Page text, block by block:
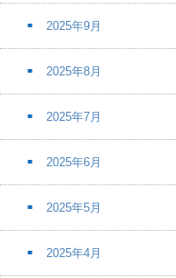
2025年9月
2025年8月
2025年7月
2025年6月
2025年5月
2025年4月